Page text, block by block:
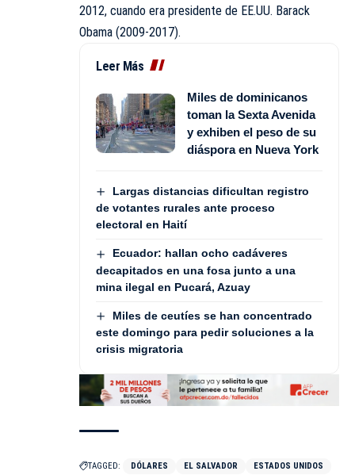
2012, cuando era presidente de EE.UU. Barack
Obama (2009-2017).
Leer Más
Miles de dominicanos
toman la Sexta Avenida
y exhiben el peso de su
diáspora en Nueva York
Largas distancias dificultan registro
de votantes rurales ante proceso
electoral en Haití
Ecuador: hallan ocho cadáveres
decapitados en una fosa junto a una
mina ilegal en Pucará, Azuay
Miles de ceutíes se han concentrado
este domingo para pedir soluciones a la
crisis migratoria
TAGGED: DÓLARES EL SALVADOR ESTADOS UNIDOS